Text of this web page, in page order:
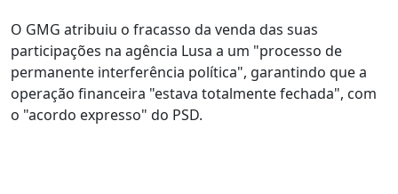
O GMG atribuiu o fracasso da venda das suas
participações na agência Lusa a um "processo de
permanente interferência política", garantindo que a
operação financeira "estava totalmente fechada", com
o "acordo expresso" do PSD.